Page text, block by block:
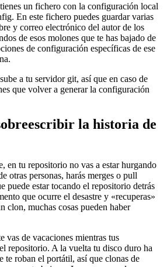
un fichero con la configuración local
En este fichero puedes guardar varias
y correo electrónico del autor de los
de esos molones que te has bajado de
de configuración específicas de ese
a tu servidor git, así que en caso de
que volver a generar la configuración
la historia de
en tu repositorio no vas a estar hurgando
otras personas, harás merges o pull
puede estar tocando el repositorio detrás
que ocurre el desastre y «recuperas»
clon, muchas cosas pueden haber
vas de vacaciones mientras tus
repositorio. A la vuelta tu disco duro ha
te roban el portátil, así que clonas de